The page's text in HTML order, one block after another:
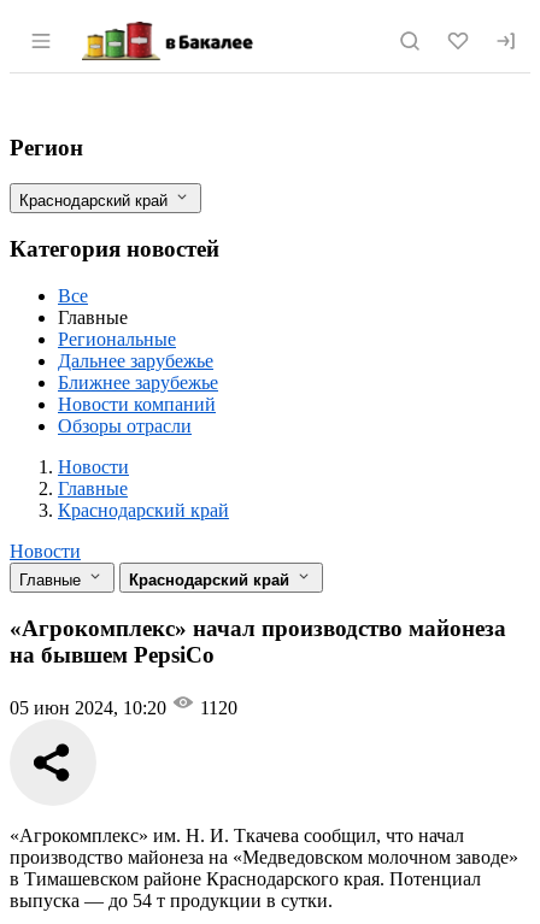
Раздел навигации по сайту vbakalee.ru
«Агрокомплекс» начал производство
Фильтры
Регион
Краснодарский край
Категория новостей
Все
Главные
Региональные
Дальнее зарубежье
Ближнее зарубежье
Новости компаний
Обзоры отрасли
Новости
Разделы
Новости
Главные
Краснодарский край
Новости
Главные Краснодарский край
«Агрокомплекс» начал производство майонеза
на бывшем PepsiCo
05 июн 2024, 10:20 1120
«Агрокомплекс» им. Н. И. Ткачева сообщил, что начал
производство майонеза на «Медведовском молочном заводе»
в Тимашевском районе Краснодарского края. Потенциал
выпуска — до 54 т продукции в сутки.